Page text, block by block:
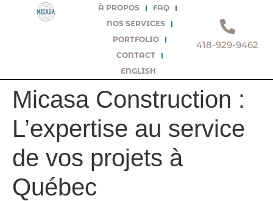
À PROPOS
FAQ
NOS SERVICES
PORTFOLIO
CONTACT
ENGLISH
418-929-9462
Micasa Construction :
L’expertise au service
de vos projets à
Québec